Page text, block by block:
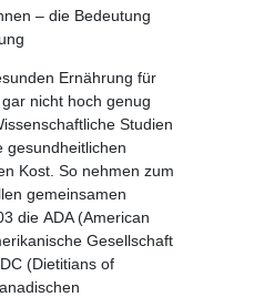
– die Bedeutung
Ernährung für
nicht hoch genug
Studien
gesundheitlichen
Kost. So nehmen zum
gemeinsamen
die ADA (American
Gesellschaft
(Dietitians of